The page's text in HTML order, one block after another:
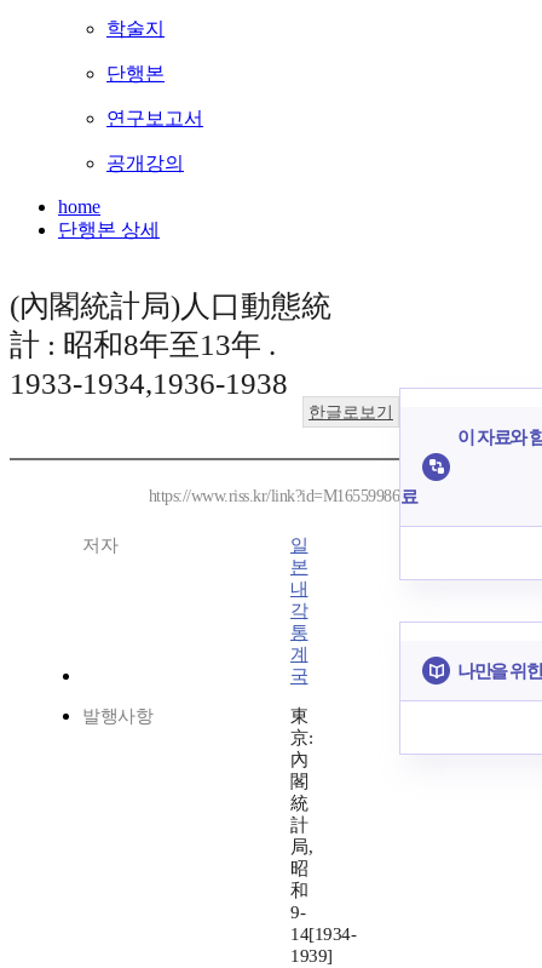
학술지
단행본
연구보고서
공개강의
home
단행본 상세
(內閣統計局)人口動態統
計 : 昭和8年至13年 .
1933-1934,1936-1938
한글로보기
https://www.riss.kr/link?id=M16559986
저자
일
본
내
각
통
계
국
발행사항
東
京:
內
閣
統
計
局,
昭
和
9-
14[1934-
1939]
이 자료와
료
나만을 위